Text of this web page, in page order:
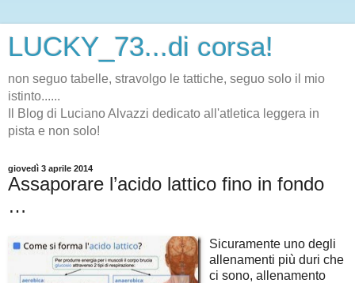
LUCKY_73...di corsa!
non seguo tabelle, stravolgo le tattiche, seguo solo il mio
istinto......
Il Blog di Luciano Alvazzi dedicato all'atletica leggera in
pista e non solo!
giovedì 3 aprile 2014
Assaporare l’acido lattico fino in fondo
…
Sicuramente uno degli
allenamenti più duri che
ci sono, allenamento